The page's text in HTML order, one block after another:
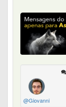
@Giovanni